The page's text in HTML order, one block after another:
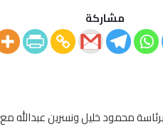
مشاركة
محمود خليل ونسرین عبدالله